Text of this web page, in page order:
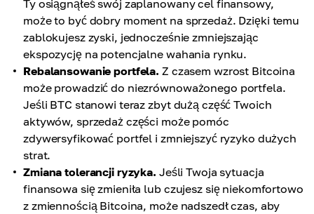
Ty osiągnąłeś swój zaplanowany cel finansowy,
może to być dobry moment na sprzedaż. Dzięki temu
zablokujesz zyski, jednocześnie zmniejszając
ekspozycję na potencjalne wahania rynku.
Rebalansowanie portfela. Z czasem wzrost Bitcoina
może prowadzić do niezrównoważonego portfela.
Jeśli BTC stanowi teraz zbyt dużą część Twoich
aktywów, sprzedaż części może pomóc
zdywersyfikować portfel i zmniejszyć ryzyko dużych
strat.
Zmiana tolerancji ryzyka. Jeśli Twoja sytuacja
finansowa się zmieniła lub czujesz się niekomfortowo
z zmiennością Bitcoina, może nadszedł czas, aby